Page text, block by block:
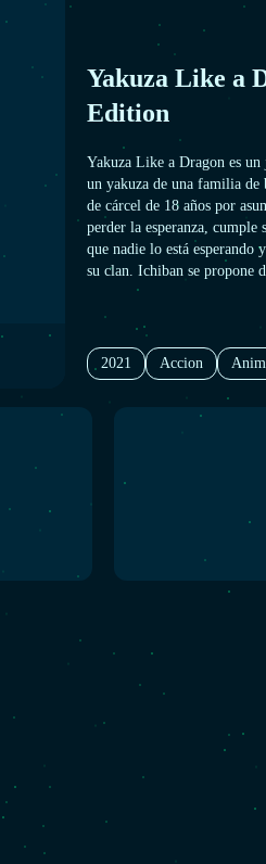
Yakuza Like a
Edition
Yakuza Like a Dragon es un
un yakuza de una familia de
de cárcel de 18 años por
perder la esperanza, cumple
que nadie lo está esperando
su clan. Ichiban se propone
recuperar su vida,
Adachi, un policía rebelde,
hostess con una misión.
cuece bajo la superficie de
nunca esperaron ser.
2021 Accion